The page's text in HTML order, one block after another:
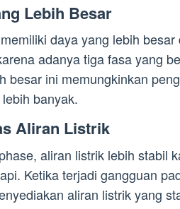
Lebih Besar
daya yang lebih
adanya tiga fasa yang
besar ini memungkinkan
banyak.
Aliran Listrik
aliran listrik lebih stabil
Ketika terjadi gangguan
aliran listrik yang